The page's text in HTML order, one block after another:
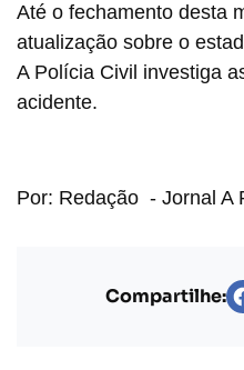
Até o fechamento desta
atualização sobre o
A Polícia Civil investiga
acidente.
Por: Redação - Jornal A
Compartilhe: